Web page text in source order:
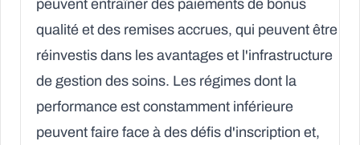
peuvent entraîner des paiements de bonus
qualité et des remises accrues, qui peuvent être
réinvestis dans les avantages et l'infrastructure
de gestion des soins. Les régimes dont la
performance est constamment inférieure
peuvent faire face à des défis d'inscription et,